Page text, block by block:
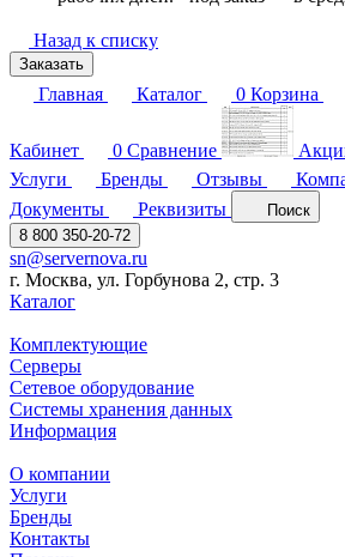
Назад к списку
Заказать
Главная Каталог 0 Корзина
Кабинет 0 Сравнение
Услуги
Бренды Отзывы
Документы
Реквизиты Поиск
8 800 350-20-72
sn@servernova.ru
г. Москва, ул. Горбунова 2, стр. 3
Каталог
Комплектующие
Серверы
Сетевое оборудование
Системы хранения данных
Информация
О компании
Услуги
Бренды
Контакты